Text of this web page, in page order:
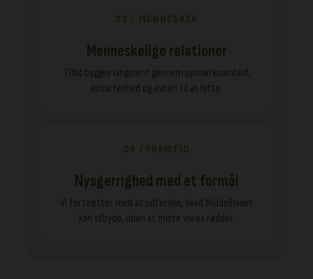
03 / MENNESKER
Menneskelige relationer
Tillid bygges langsomt gennem opmærksomhed,
ensartethed og evnen til at lytte.
04 / FREMTID
Nysgerrighed med et formål
Vi fortsætter med at udforske, hvad Middelhavet
kan tilbyde, uden at miste vores rødder.